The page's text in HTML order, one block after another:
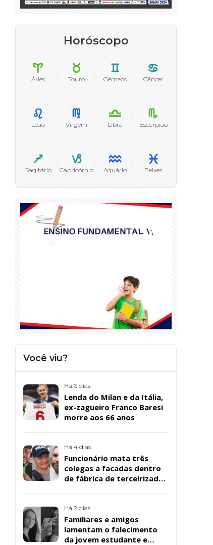
Horóscopo
Áries Touro Gêmeos Câncer
Leão Virgem Libra Escorpião
Sagitário Capricórnio Aquário Peixes
Você viu?
Há 6 dias
Lenda do Milan e da Itália,
ex-zagueiro Franco Baresi
morre aos 66 anos
Há 4 dias
Funcionário mata três
colegas a facadas dentro
de fábrica de terceirizada
Há 2 dias
Familiares e amigos
lamentam o falecimento
da jovem estudante e